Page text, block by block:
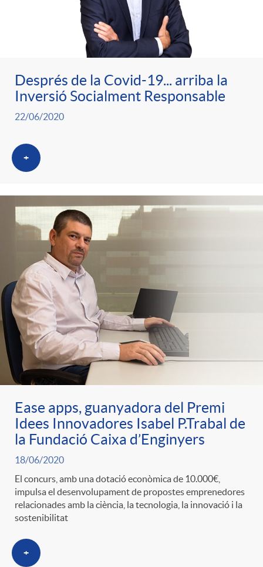
n
a
e
s
t
r
C
a
t
e
g
o
r
i
n
t
i
n
g
t
s
Després de la Covid-19... arriba la
Inversió Socialment Responsable
22/06/2020
+
Ease apps, guanyadora del Premi
Idees Innovadores Isabel P.Trabal de
la Fundació Caixa d’Enginyers
18/06/2020
El concurs, amb una dotació econòmica de 10.000€,
impulsa el desenvolupament de propostes emprenedores
relacionades amb la ciència, la tecnologia, la innovació i la
sostenibilitat
+